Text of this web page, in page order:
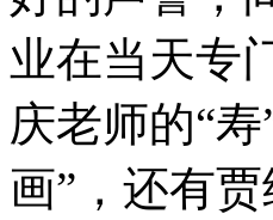
业在当天专
庆老师的“
画”，还有